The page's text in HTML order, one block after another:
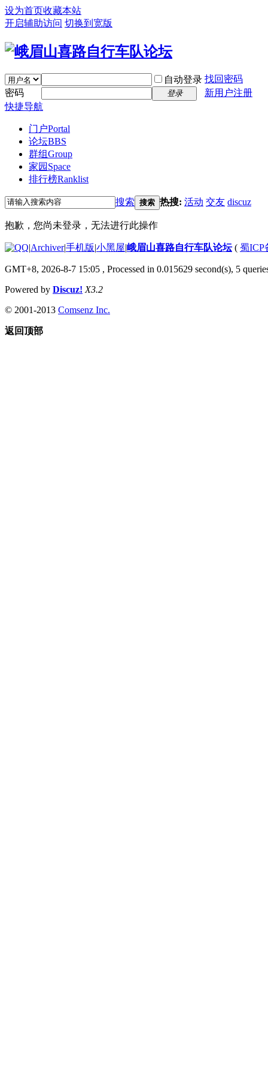
设为首页收藏本站
开启辅助访问 切换到宽版
自动登录 找回密码
密码
登录
新用户注册
快捷导航
门户Portal
论坛BBS
群组Group
家园 Space
排行榜Ranklist
搜索 搜索 热搜: 活动 交友 discuz
抱歉，您尚未登录，无法进行此操作
|Archiver|手机版|小黑屋|峨眉山喜路自行车队论坛( 蜀ICP
GMT+8, 2026-8-7 15:05 , Processed in 0.015629 second(s), 5
Powered by Discuz! X3.2
© 2001-2013 Comsenz Inc.
返回顶部